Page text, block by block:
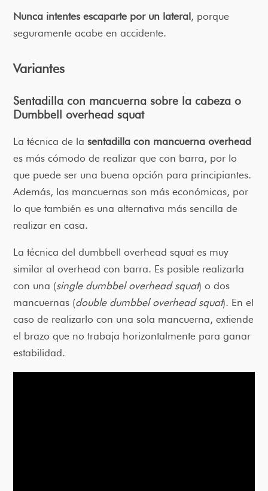
Nunca intentes escaparte por un lateral, porque
seguramente acabe en accidente.
Variantes
Sentadilla con mancuerna sobre la cabeza o
Dumbbell overhead squat
La técnica de la sentadilla con mancuerna overhead
es más cómodo de realizar que con barra, por lo
que puede ser una buena opción para principiantes.
Además, las mancuernas son más económicas, por
lo que también es una alternativa más sencilla de
realizar en casa.
La técnica del dumbbell overhead squat es muy
similar al overhead con barra. Es posible realizarla
con una (single dumbbel overhead squat) o dos
mancuernas (double dumbbel overhead squat). En el
caso de realizarlo con una sola mancuerna, extiende
el brazo que no trabaja horizontalmente para ganar
estabilidad.